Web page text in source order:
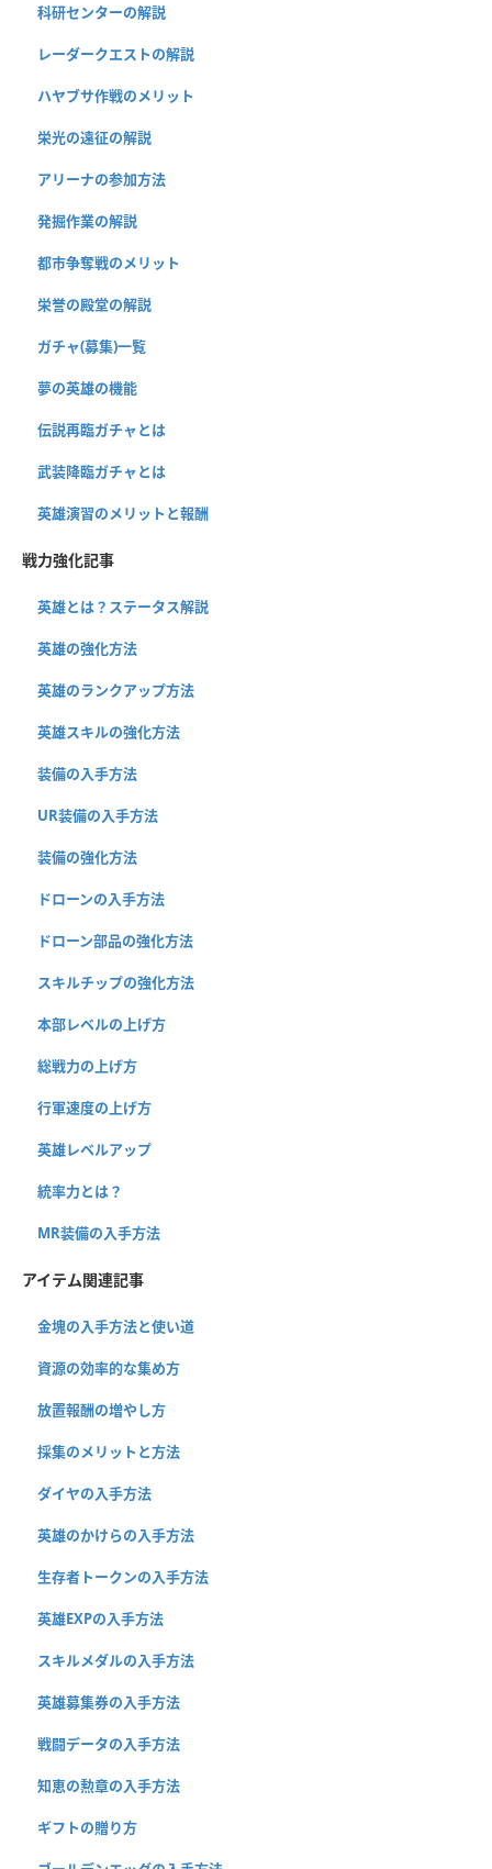
科研センターの解説
レーダークエストの解説
ハヤブサ作戦のメリット
栄光の遠征の解説
アリーナの参加方法
発掘作業の解説
都市争奪戦のメリット
栄誉の殿堂の解説
ガチャ(募集)一覧
夢の英雄の機能
伝説再臨ガチャとは
武装降臨ガチャとは
英雄演習のメリットと報酬
戦力強化記事
英雄とは？ステータス解説
英雄の強化方法
英雄のランクアップ方法
英雄スキルの強化方法
装備の入手方法
UR装備の入手方法
装備の強化方法
ドローンの入手方法
ドローン部品の強化方法
スキルチップの強化方法
本部レベルの上げ方
総戦力の上げ方
行軍速度の上げ方
英雄レベルアップ
統率力とは？
MR装備の入手方法
アイテム関連記事
金塊の入手方法と使い道
資源の効率的な集め方
放置報酬の増やし方
採集のメリットと方法
ダイヤの入手方法
英雄のかけらの入手方法
生存者トークンの入手方法
英雄EXPの入手方法
スキルメダルの入手方法
英雄募集券の入手方法
戦闘データの入手方法
知恵の勲章の入手方法
ギフトの贈り方